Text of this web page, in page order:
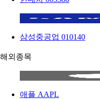
삼성중공업 010140
해외종목
애플 AAPL